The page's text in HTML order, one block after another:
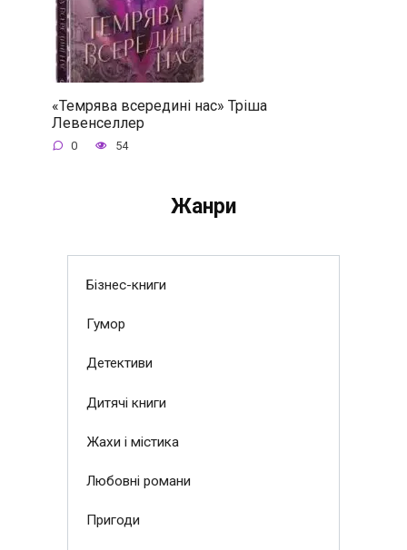
«Темрява всередині нас» Тріша
Левенселлер
0 54
Жанри
Бізнес-книги
Гумор
Детективи
Дитячі книги
Жахи і містика
Любовні романи
Пригоди